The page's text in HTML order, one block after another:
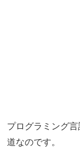
プログラミング
道なのです。